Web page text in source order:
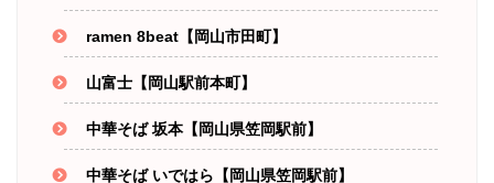
ramen 8beat【岡山市田町】
山富士【岡山駅前本町】
中華そば 坂本【岡山県笠岡駅前】
中華そば いではら【岡山県笠岡駅前】